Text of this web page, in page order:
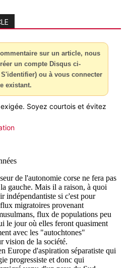
sur un article, nous
un compte Disqus ci-
ou à vous connecter
existant.
Soyez courtois et évitez